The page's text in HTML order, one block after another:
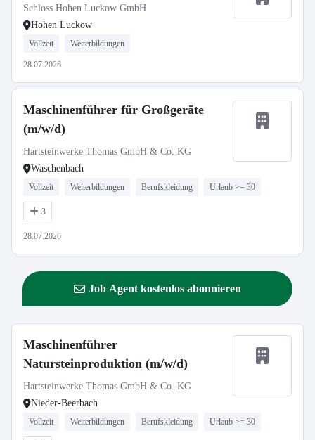
Schloss Hohen Luckow GmbH
Hohen Luckow
Vollzeit Weiterbildungen
28.07.2026
Maschinenführer für Großgeräte
(m/w/d)
Hartsteinwerke Thomas GmbH & Co. KG
Waschenbach
Vollzeit Weiterbildungen Berufskleidung Urlaub >= 30
3
28.07.2026
Job Agent kostenlos abonnieren
Maschinenführer
Natursteinproduktion (m/w/d)
Hartsteinwerke Thomas GmbH & Co. KG
Nieder-Beerbach
Vollzeit Weiterbildungen Berufskleidung Urlaub >= 30